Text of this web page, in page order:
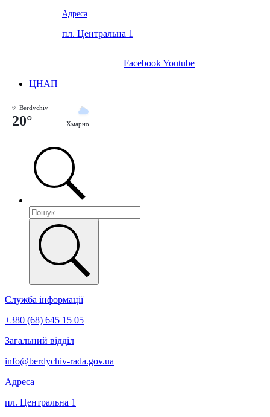
Адреса
пл. Центральна 1
FacebookYoutube
ЦНАП
Berdychiv
20° Хмарно
Служба інформації
+380 (68) 645 15 05
Загальний відділ
info@berdychiv-rada.gov.ua
Адреса
пл. Центральна 1